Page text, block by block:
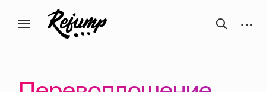
содержанию
Искусство, дизайн, вдохновение —
ReJump.ru
Блог о творчестве
открыть
форму